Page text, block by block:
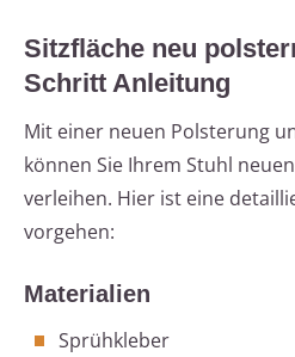
Sitzfläche neu
Schritt Anleitung
Mit einer neuen Polsterung
können Sie Ihrem Stuhl
verleihen. Hier ist eine
vorgehen:
Materialien
Sprühkleber